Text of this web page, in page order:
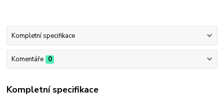
Kompletní specifikace
Komentáře 0
Kompletní specifikace